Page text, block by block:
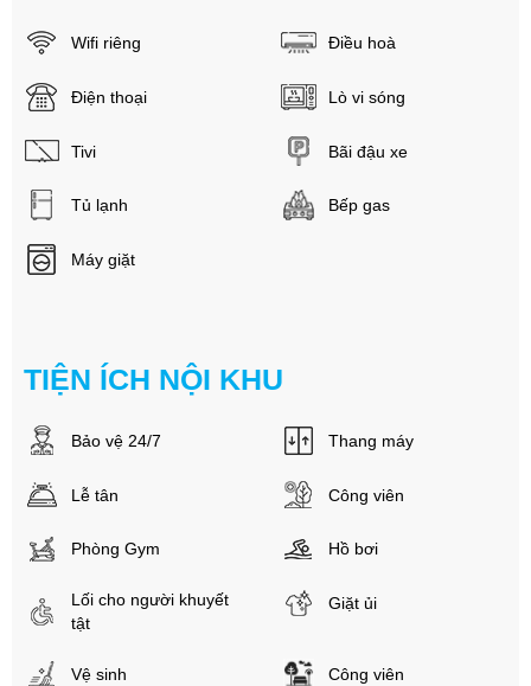
Wifi riêng Điều hoà
Điện thoại Lò vi sóng
Tivi Bãi đậu xe
Tủ lạnh Bếp gas
Máy giặt
TIỆN ÍCH NỘI KHU
Bảo vệ 24/7 Thang máy
Lễ tân Công viên
Phòng Gym Hồ bơi
Lối cho người khuyết
tật
Giặt ủi
Vệ sinh Công viên